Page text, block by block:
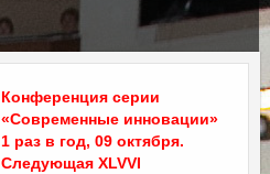
Конференция серии
«Современные инновации»
1 раз в год, 09 октября.
Следующая XLVVI